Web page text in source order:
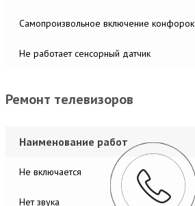
Самопроизвольное включение конфорок
Не работает сенсорный датчик
Ремонт телевизоров
Наименование работ
Не включается
Нет звука